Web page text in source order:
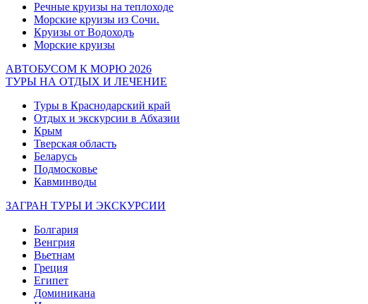
Речные круизы на теплоходе
Морские круизы из Сочи.
Круизы от Водоходъ
Морские круизы
АВТОБУСОМ К МОРЮ 2026
ТУРЫ НА ОТДЫХ И ЛЕЧЕНИЕ
Туры в Краснодарский край
Отдых и экскурсии в Абхазии
Крым
Тверская область
Беларусь
Подмосковье
Кавминводы
ЗАГРАН ТУРЫ И ЭКСКУРСИИ
Болгария
Венгрия
Вьетнам
Греция
Египет
Доминикана